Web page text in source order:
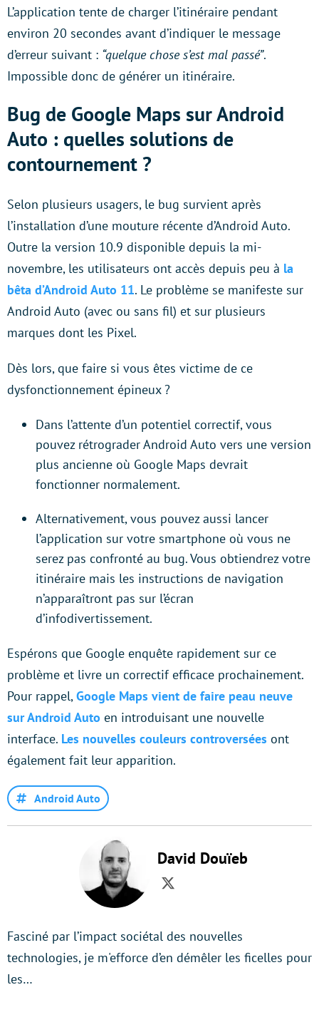
L’application tente de charger l’itinéraire pendant
environ 20 secondes avant d’indiquer le message
d’erreur suivant : “quelque chose s’est mal passé”.
Impossible donc de générer un itinéraire.
Bug de Google Maps sur Android
Auto : quelles solutions de
contournement ?
Selon plusieurs usagers, le bug survient après
l’installation d’une mouture récente d’Android Auto.
Outre la version 10.9 disponible depuis la mi-
novembre, les utilisateurs ont accès depuis peu à la
bêta d’Android Auto 11. Le problème se manifeste sur
Android Auto (avec ou sans fil) et sur plusieurs
marques dont les Pixel.
Dès lors, que faire si vous êtes victime de ce
dysfonctionnement épineux ?
Dans l’attente d’un potentiel correctif, vous
pouvez rétrograder Android Auto vers une version
plus ancienne où Google Maps devrait
fonctionner normalement.
Alternativement, vous pouvez aussi lancer
l’application sur votre smartphone où vous ne
serez pas confronté au bug. Vous obtiendrez votre
itinéraire mais les instructions de navigation
n’apparaîtront pas sur l’écran
d’infodivertissement.
Espérons que Google enquête rapidement sur ce
problème et livre un correctif efficace prochainement.
Pour rappel,Google Maps vient de faire peau neuve
sur Android Auto en introduisant une nouvelle
interface. Les nouvelles couleurs controversées ont
également fait leur apparition.
Android Auto
David Douïeb
Twitter
Fasciné par l’impact sociétal des nouvelles
technologies, je m'efforce d’en démêler les ficelles pour
les…